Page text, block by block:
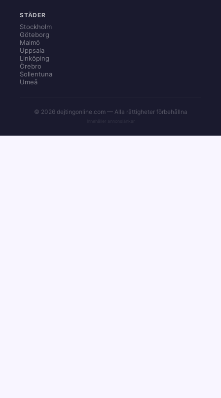
STÄDER
Stockholm
Göteborg
Malmö
Uppsala
Linköping
Örebro
Sollentuna
Umeå
© 2026 dejtingonline.com — Alla rättigheter förbehållna